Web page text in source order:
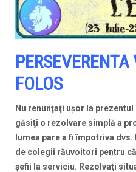
FOLOS
Nu renunţaţi uşor la
găsiţi o rezolvare simplă a
lumea pare a fi împotriva
de colegii răuvoitori pentru
şefii la serviciu. Rezolvaţi